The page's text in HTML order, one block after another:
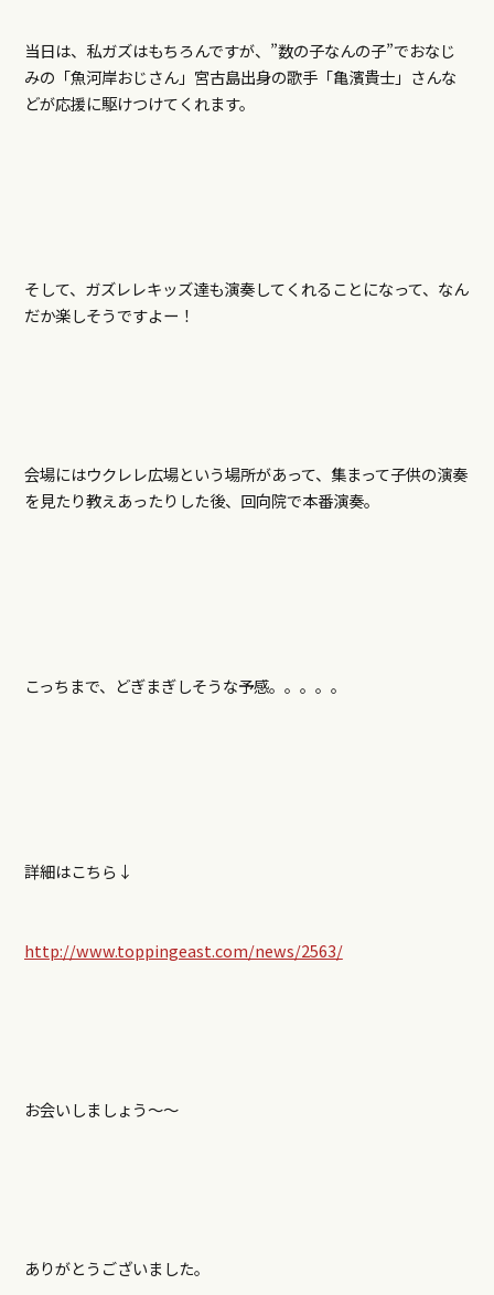
当日は、私ガズはもちろんですが、”数の子なんの子”でおなじ
みの「魚河岸おじさん」宮古島出身の歌手「亀濱貴士」さんな
どが応援に駆けつけてくれます。
そして、ガズレレキッズ達も演奏してくれることになって、なん
だか楽しそうですよー！
会場にはウクレレ広場という場所があって、集まって子供の演奏
を見たり教えあったりした後、回向院で本番演奏。
こっちまで、どぎまぎしそうな予感。。。。。
詳細はこちら↓
http://www.toppingeast.com/news/2563/
お会いしましょう〜〜
ありがとうございました。